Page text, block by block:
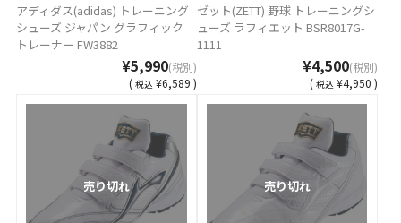
アディダス(adidas) トレーニング
シューズ ジャパン グラフィック
トレーナー FW3882
¥5,990(税別)
( 税込 ¥6,589 )
ゼット(ZETT) 野球 トレーニングシ
ューズ ラフィエット BSR8017G-
1111
¥4,500(税別)
( 税込 ¥4,950 )
売り切れ 売り切れ